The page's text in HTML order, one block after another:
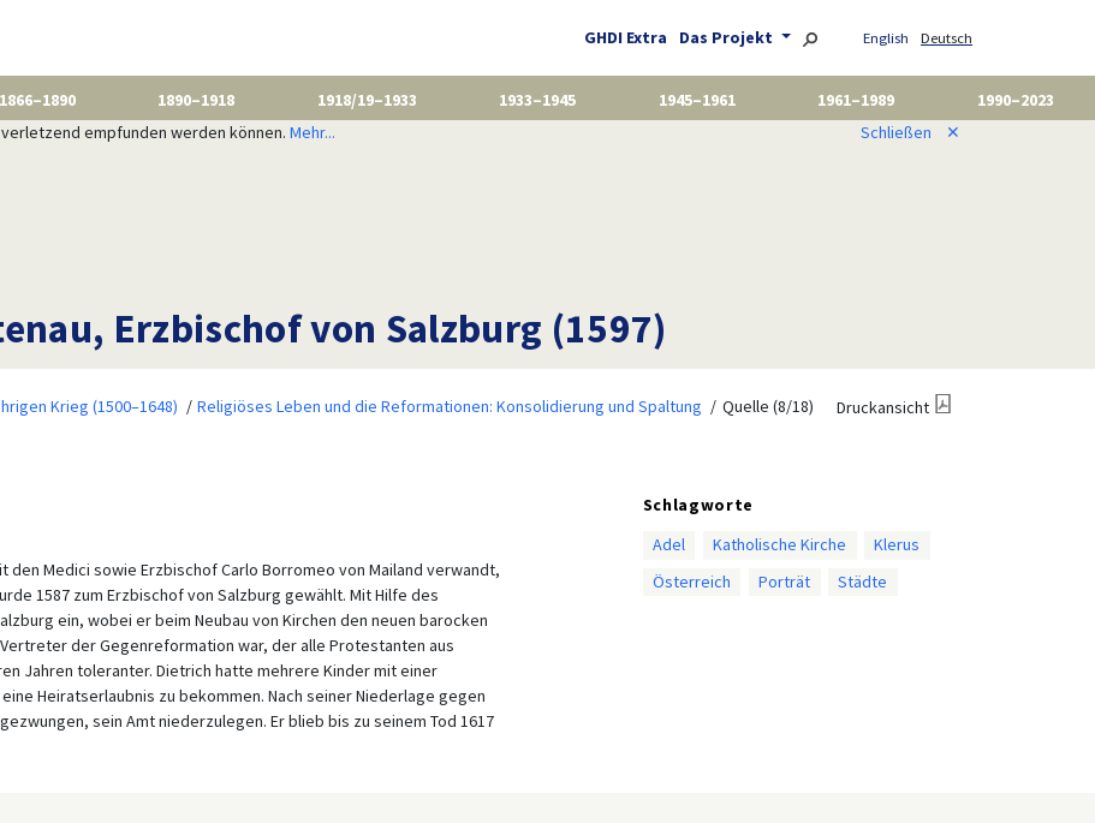
GHDI Extra Das Projekt English Deutsch
1866–1890 1890–1918 1918/19–1933 1933–1945 1945–1961 1961–1989
1990–2023
empfunden werden können. Mehr... Schließen ✕
Erzbischof von Salzburg (1597)
Krieg (1500–1648) Religiöses Leben und die Reformationen: Konsolidierung und Spaltung Quelle (8/18) Druckansicht
den Medici sowie Erzbischof Carlo Borromeo von Mailand verwandt,
1587 zum Erzbischof von Salzburg gewählt. Mit Hilfe des
ein, wobei er beim Neubau von Kirchen den neuen barocken
der Gegenreformation war, der alle Protestanten aus
Jahren toleranter. Dietrich hatte mehrere Kinder mit einer
Heiratserlaubnis zu bekommen. Nach seiner Niederlage gegen
sein Amt niederzulegen. Er blieb bis zu seinem Tod 1617
Schlagworte
Adel
Katholische Kirche
Klerus
Österreich
Porträt Städte